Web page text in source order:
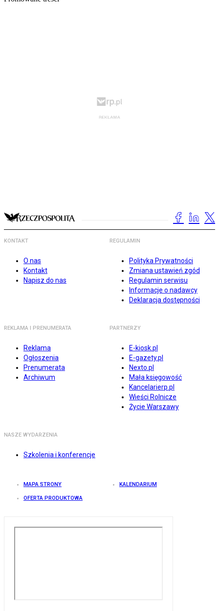
KONTAKT
O nas
Kontakt
Napisz do nas
REGULAMIN
Polityka Prywatności
Zmiana ustawień zgód
Regulamin serwisu
Informacje o nadawcy
Deklaracja dostępności
REKLAMA I PRENUMERATA
Reklama
Ogłoszenia
Prenumerata
Archiwum
PARTNERZY
E-kiosk.pl
E-gazety.pl
Nexto.pl
Mała księgowość
Kancelarierp.pl
Wieści Rolnicze
Życie Warszawy
NASZE WYDARZENIA
Szkolenia i konferencje
MAPA STRONY KALENDARIUM
OFERTA PRODUKTOWA